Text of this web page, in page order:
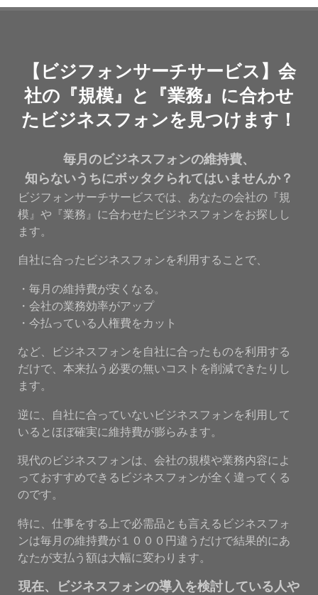
【ビジフォンサーチサービス】会
社の『規模』と『業務』に合わせ
たビジネスフォンを見つけます！
毎月のビジネスフォンの維持費、
知らないうちにボッタクられてはいませんか？
ビジフォンサーチサービスでは、あなたの会社の『規
模』や『業務』に合わせたビジネスフォンをお探しし
ます。
自社に合ったビジネスフォンを利用することで、
・毎月の維持費が安くなる。
・会社の業務効率がアップ
・今払っている人権費をカット
など、ビジネスフォンを自社に合ったものを利用する
だけで、本来払う必要の無いコストを削減できたりし
ます。
逆に、自社に合っていないビジネスフォンを利用して
いるとほぼ確実に維持費が膨らみます。
現代のビジネスフォンは、会社の規模や業務内容によ
っておすすめできるビジネスフォンが全く違ってくる
のです。
特に、仕事をする上で必需品とも言えるビジネスフォ
ンは毎月の維持費が１０００円違うだけで結果的にあ
なたが支払う額は大幅に変わります。
現在、ビジネスフォンの導入を検討している人や